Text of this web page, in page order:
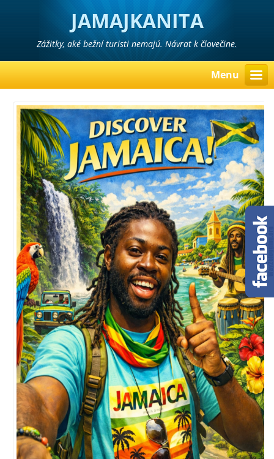
JAMAJKANITA
Zážitky, aké bežní turisti nemajú. Návrat k človečine.
Menu